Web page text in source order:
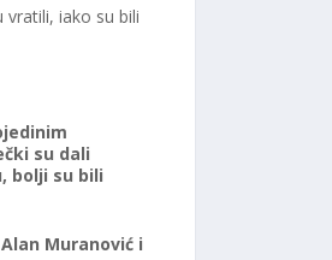
vratili, iako su bili
su dali
bolji su bili
Alan Muranović i